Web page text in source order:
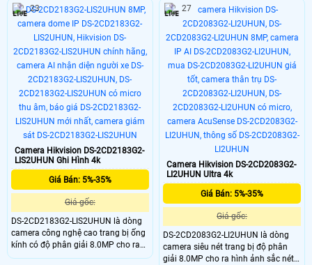
khe thẻ nhớ lên đến 512GB.
nhìn có màu vào ban đêm 30m,
chống ngược sáng WDR 120dB,
trang bị tính năng AI giúp phân việt
người và xe, giảm báo động ảo.
Camera Hikvision DS-2CD2183G2-
LIS2UHUN Ghi Hình 4k
Giá Bán: 5%-35%
Giá gốc:
DS-2CD2183G2-LIS2UHUN là dòng
camera công nghệ cao trang bị ống
kính có độ phân giải 8.0MP cho ra
hình ảnh sắc nét, tích hợp công
23
Camera Hikvision DS-2CD2083G2-
LI2UHUN Ultra 4k
Giá Bán: 5%-35%
Giá gốc:
DS-2CD2083G2-LI2UHUN là dòng
camera siêu nét trang bị độ phân
giải 8.0MP cho ra hình ảnh sắc nét,
27